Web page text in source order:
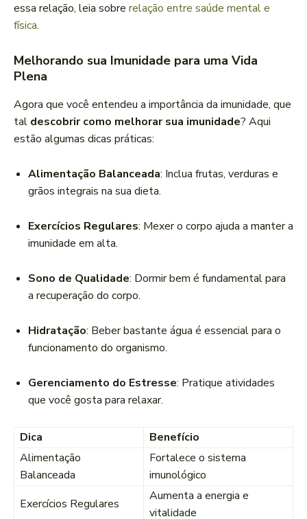
essa relação, leia sobre relação entre saúde mental e
física.
Melhorando sua Imunidade para uma Vida
Plena
Agora que você entendeu a importância da imunidade, que
tal descobrir como melhorar sua imunidade? Aqui
estão algumas dicas práticas:
Alimentação Balanceada: Inclua frutas, verduras e
grãos integrais na sua dieta.
Exercícios Regulares: Mexer o corpo ajuda a manter a
imunidade em alta.
Sono de Qualidade: Dormir bem é fundamental para
a recuperação do corpo.
Hidratação: Beber bastante água é essencial para o
funcionamento do organismo.
Gerenciamento do Estresse: Pratique atividades
que você gosta para relaxar.
Dica
Benefício
Alimentação
Balanceada
Fortalece o sistema
imunológico
Exercícios Regulares
Aumenta a energia e
vitalidade